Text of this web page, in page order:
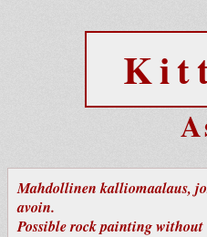
Mahdollinen kalliomaalaus,
avoin.
Possible rock painting